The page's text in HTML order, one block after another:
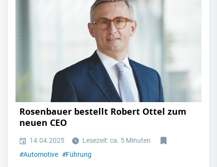
Rosenbauer bestellt Robert Ottel zum
neuen CEO
14.04.2025
Lesezeit: ca. 5 Minuten
#Automotive #Führung